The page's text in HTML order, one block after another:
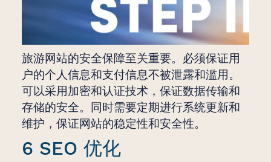
旅游网站的安全保障至关重要。必须保证用
户的个人信息和支付信息不被泄露和滥用。
可以采用加密和认证技术，保证数据传输和
存储的安全。同时需要定期进行系统更新和
维护，保证网站的稳定性和安全性。
6 SEO 优化